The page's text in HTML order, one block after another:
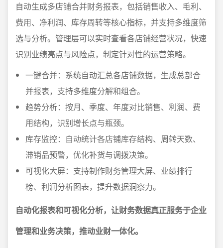
自动生成多店铺合并财务报表，包括销售收入、毛利、
费用、净利润、库存周转等核心指标，并支持多维度筛
选与分析。管理层可以实时查看各店铺经营状况，快速
识别业绩亮点与风险点，制定针对性的运营策略。
一键合并：系统自动汇总各店铺数据，生成总部合
并报表，支持多维度分解和组合。
趋势分析：按月、季度、年度对比销售、利润、费
用结构，识别增长点与瓶颈。
库存监控：自动统计各店铺库存结构、周转天数、
滞销品预警，优化补货与调拨决策。
可视化大屏：支持制作财务管理大屏、业绩排行
榜、利润分析图表，提升数据洞察力。
自动化报表和可视化分析，让财务数据真正服务于企业
管理和业务决策，推动业财一体化。